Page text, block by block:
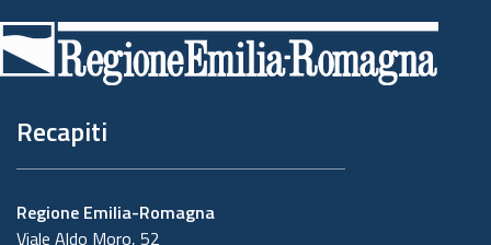
di
pagina
Recapiti
Regione Emilia-Romagna
Viale Aldo Moro, 52